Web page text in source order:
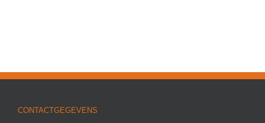
CONTACTGEGEVENS